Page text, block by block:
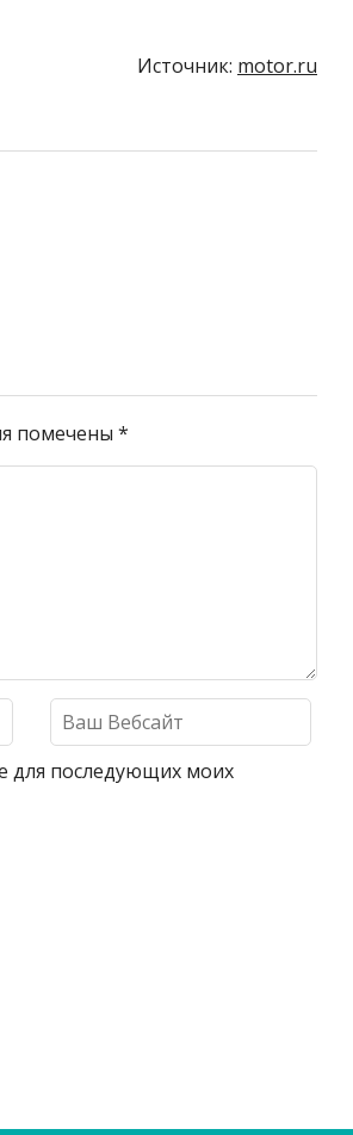
Источник: motor.ru
помечены *
для последующих моих